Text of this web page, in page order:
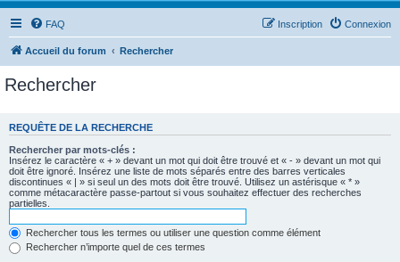
FAQ Connexion
Inscription
Accueil du forum Rechercher
Rechercher
REQUÊTE DE LA RECHERCHE
Rechercher par mots-clés :
Insérez le caractère « + » devant un mot qui doit être trouvé et « - » devant un mot qui
doit être ignoré. Insérez une liste de mots séparés entre des barres verticales
discontinues « | » si seul un des mots doit être trouvé. Utilisez un astérisque « * »
comme métacaractère passe-partout si vous souhaitez effectuer des recherches
partielles.
Rechercher tous les termes ou utiliser une question comme élément
Rechercher n’importe quel de ces termes